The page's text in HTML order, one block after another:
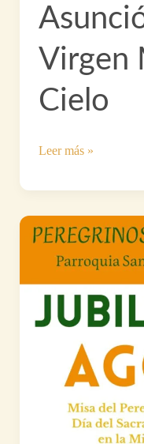
jóvenes
el
próximo
27
de
Virgen
Cielo
Asunción
la
María
Leer más »